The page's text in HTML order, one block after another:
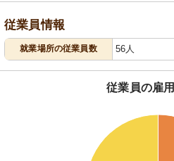
従業員情報
就業場所の従業員数 56人
従業員の雇